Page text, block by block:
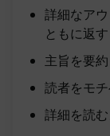
詳細なア
ともに返す
主旨を要約
読者をモ
詳細を読